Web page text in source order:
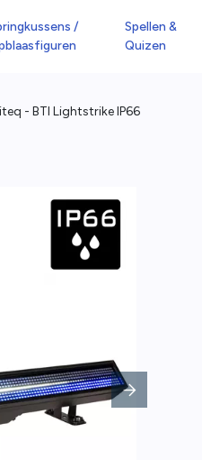
/
Spellen &
Quizen
- BTI Lightstrike IP66
Next